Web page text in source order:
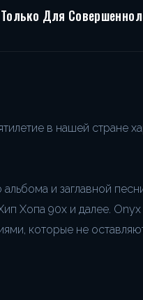
Только Для
в нашей стране
и заглавной
Хопа 90х и далее.
которые не